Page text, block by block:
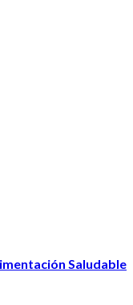
Saludable